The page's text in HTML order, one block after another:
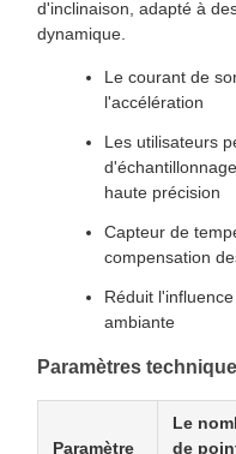
d'inclinaison, adapté à
dynamique.
Le courant de
l'accélération
Les utilisateurs
haute précision
Capteur de
compensation
Réduit
ambiante
Paramètres
Paramètre
Le
de